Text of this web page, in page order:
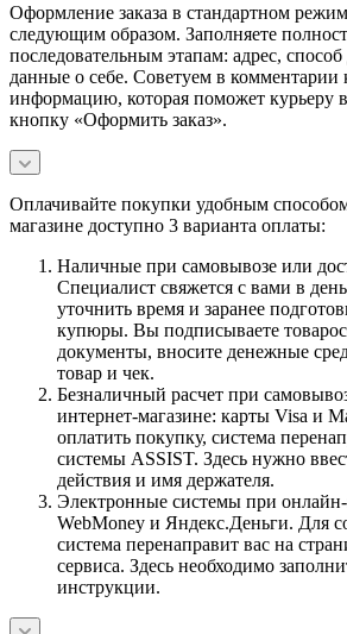
Оформление заказа в стандартном
следующим образом. Заполняете
последовательным этапам: адрес,
данные о себе. Советуем в комментарии
информацию, которая поможет курьеру
кнопку «Оформить заказ».
Оплачивайте покупки удобным
магазине доступно 3 варианта оплаты:
Наличные при самовывозе или
Специалист свяжется с вами в
уточнить время и заранее
купюры. Вы подписываете
документы, вносите денежные
товар и чек.
Безналичный расчет при
интернет-магазине: карты Visa и
оплатить покупку, система
системы ASSIST. Здесь нужно
действия и имя держателя.
Электронные системы при онлайн-
WebMoney и Яндекс.Деньги. Для
система перенаправит вас на
сервиса. Здесь необходимо
инструкции.